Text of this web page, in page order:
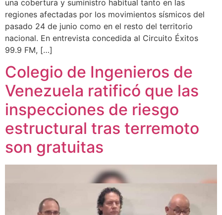
una cobertura y suministro habitual tanto en las
regiones afectadas por los movimientos sísmicos del
pasado 24 de junio como en el resto del territorio
nacional. En entrevista concedida al Circuito Éxitos
99.9 FM, […]
Colegio de Ingenieros de
Venezuela ratificó que las
inspecciones de riesgo
estructural tras terremoto
son gratuitas